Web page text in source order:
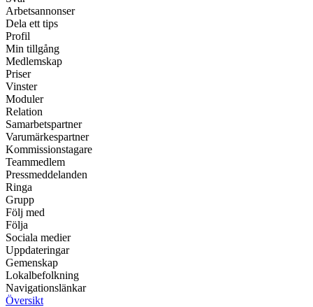
Arbetsannonser
Dela ett tips
Profil
Min tillgång
Medlemskap
Priser
Vinster
Moduler
Relation
Samarbetspartner
Varumärkespartner
Kommissionstagare
Teammedlem
Pressmeddelanden
Ringa
Grupp
Följ med
Följa
Sociala medier
Uppdateringar
Gemenskap
Lokalbefolkning
Navigationslänkar
Översikt